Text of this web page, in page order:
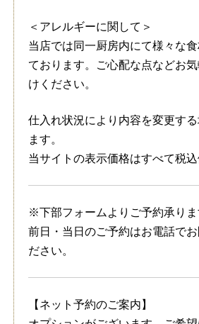
＜アレルギーに関して＞
当店では同一厨房内にて様々な
ております。ご心配な点などお
けください。
仕入れ状況により内容を変更す
ます。
当サイトの表示価格はすべて税込
※下部フォームよりご予約承りま
前日・当日のご予約はお電話でお
ださい。
【ネット予約のご案内】